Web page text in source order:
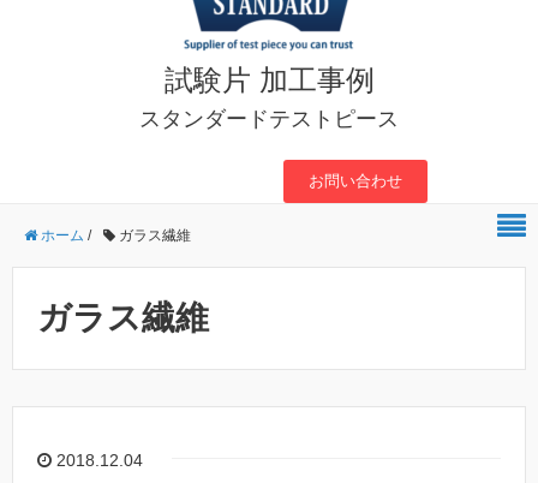
試験片 加工事例
スタンダードテストピース
お問い合わせ
ホーム / ガラス繊維
ガラス繊維
2018.12.04